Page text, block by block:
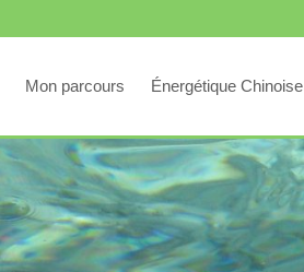
Mon parcours Énergétique Chinoise